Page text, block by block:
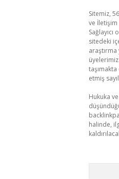
Sitemiz,
ve İletişim
sitedeki
etmiş
Hukuka
halinde,